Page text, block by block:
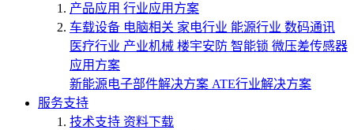
产品应用 行业应用方案
车载设备 电脑相关 家电行业 能源行业 数码通讯
医疗行业 产业机械 楼宇安防 智能锁 微压差传感器
应用方案
新能源电子部件解决方案 ATE行业解决方案
服务支持
技术支持 资料下载